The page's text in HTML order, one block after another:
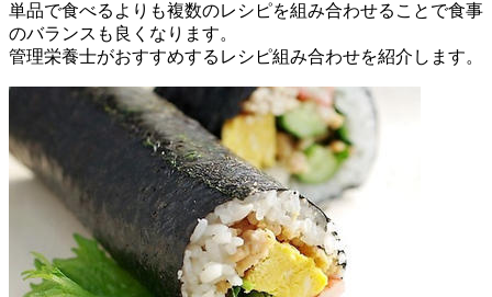
単品で食べるよりも複数のレシピを組み合わせることで食事
のバランスも良くなります。
管理栄養士がおすすめするレシピ組み合わせを紹介します。